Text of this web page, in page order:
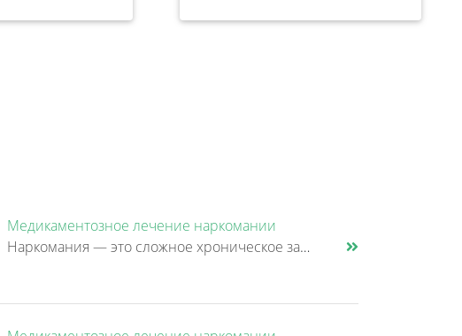
Медикаментозное лечение наркомании
Наркомания — это сложное хроническое заболевание, которое негативно влияет как на физическое, так и на психологическое с......